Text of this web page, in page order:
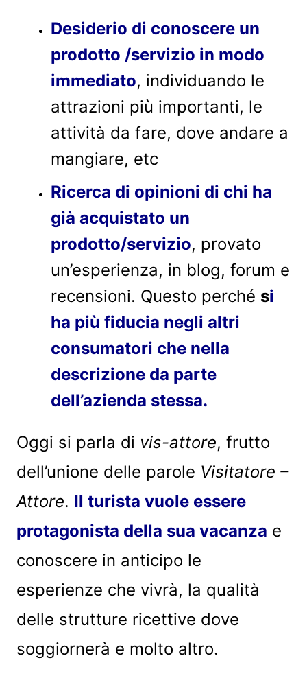
Desiderio di conoscere un
prodotto /servizio in modo
immediato, individuando le
attrazioni più importanti, le
attività da fare, dove andare a
mangiare, etc
Ricerca di opinioni di chi ha
già acquistato un
prodotto/servizio, provato
un’esperienza, in blog, forum e
recensioni. Questo perché si
ha più fiducia negli altri
consumatori che nella
descrizione da parte
dell’azienda stessa.
Oggi si parla di vis-attore, frutto
dell’unione delle parole Visitatore –
Attore. Il turista vuole essere
protagonista della sua vacanza e
conoscere in anticipo le
esperienze che vivrà, la qualità
delle strutture ricettive dove
soggiornerà e molto altro.